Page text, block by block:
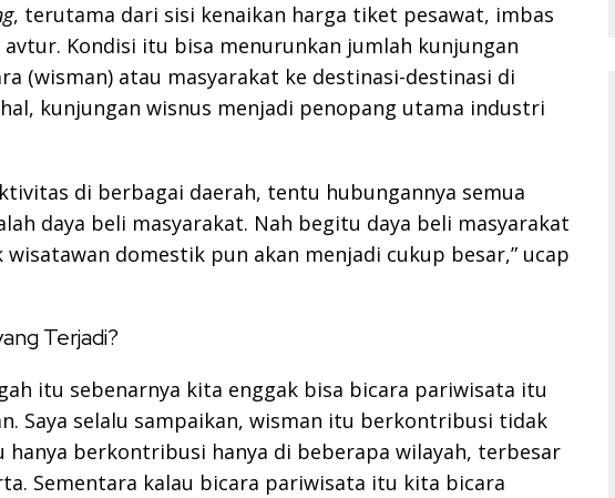
, terutama dari sisi kenaikan harga tiket pesawat, imbas
avtur. Kondisi itu bisa menurunkan jumlah kunjungan
(wisman) atau masyarakat ke destinasi-destinasi di
kunjungan wisnus menjadi penopang utama industri
di berbagai daerah, tentu hubungannya semua
daya beli masyarakat. Nah begitu daya beli masyarakat
wisatawan domestik pun akan menjadi cukup besar,” ucap
Terjadi?
itu sebenarnya kita enggak bisa bicara pariwisata itu
Saya selalu sampaikan, wisman itu berkontribusi tidak
hanya berkontribusi hanya di beberapa wilayah, terbesar
Sementara kalau bicara pariwisata itu kita bicara